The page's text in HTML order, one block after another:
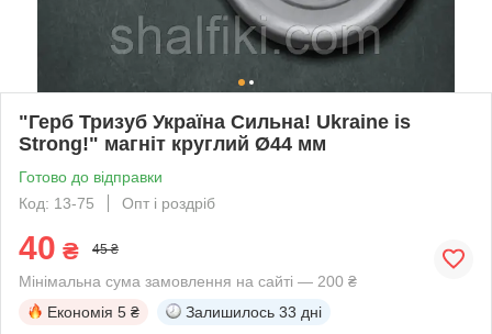
"Герб Тризуб Україна Сильна! Ukraine is
Strong!" магніт круглий Ø44 мм
Готово до відправки
Код: 13-75
Опт і роздріб
40 ₴ 45 ₴
Мінімальна сума замовлення на сайті — 200 ₴
Економія 5 ₴ Залишилось 33 дні